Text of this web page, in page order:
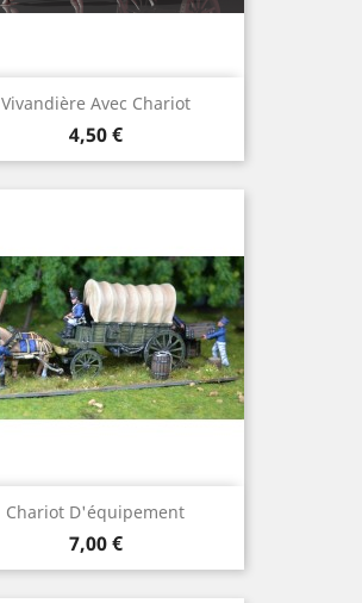
Vivandière Avec Chariot
Prix
4,50 €
Chariot D'équipement
Prix
7,00 €